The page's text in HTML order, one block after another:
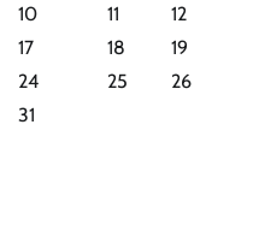
10 11
12
17 18
19
24 25
26
31